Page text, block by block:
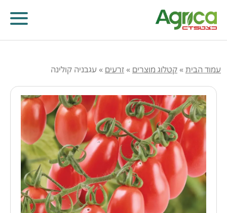
קוטלי עשבים
קוטלי מחלות
קוטלי חרקים
מווסתי צמיחה
דישון עלוותי וביוסטימולנטים
זרעים
עמוד הבית»קטלוג מוצרים »זרעים » עגבניה קולינה